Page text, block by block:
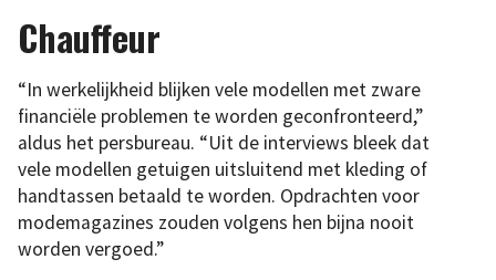
Chauffeur
“In werkelijkheid blijken vele modellen met zware
financiële problemen te worden geconfronteerd,”
aldus het persbureau. “Uit de interviews bleek dat
vele modellen getuigen uitsluitend met kleding of
handtassen betaald te worden. Opdrachten voor
modemagazines zouden volgens hen bijna nooit
worden vergoed.”